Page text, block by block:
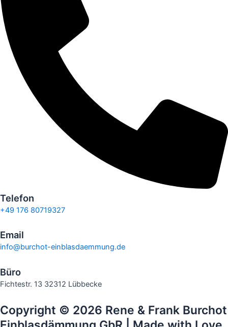
Telefon
+49 176 80719327
Email
info@burchot-einblasdaemmung.de
Büro
Fichtestr. 13 32312 Lübbecke
Copyright © 2026 Rene & Frank Burchot